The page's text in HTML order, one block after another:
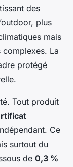
des
plus
mais
La
protégé
Tout produit
Ce
surtout du
de 0,3 %